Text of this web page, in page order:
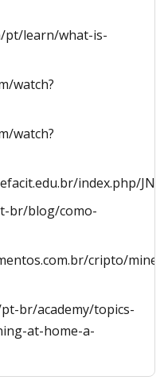
pt/learn/what-is-
watch?
watch?
index.php/
br/blog/como-
cripto/
br/academy/topics-
at-home-a-